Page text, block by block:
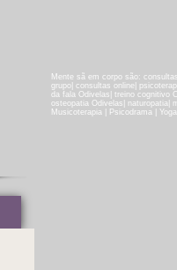
Mente sã em corpo são:
grupo| consultas online|
da fala Odivelas| treino cognitivo
osteopatia Odivelas| naturopatia|
Musicoterapia | Psicodrama |